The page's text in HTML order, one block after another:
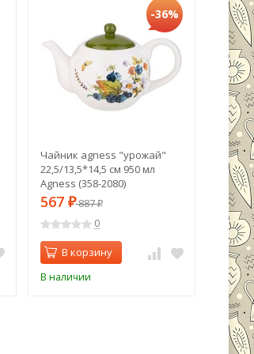
-36%
Чайник agness "урожай"
22,5/13,5*14,5 см 950 мл
Agness (358-2080)
567 ₽887₽
0
В корзину
В наличии
567₽
В
В